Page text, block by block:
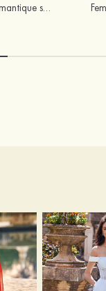
Attractif élégant romantique simple alliage boucles d'oreilles